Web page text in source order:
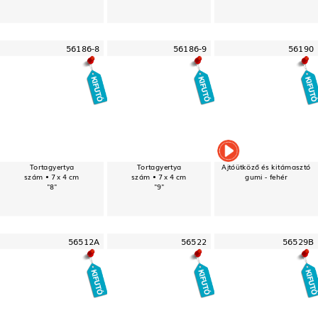
56186-8
Tortagyertya
szám • 7 x 4 cm
"8"
56186-9
Tortagyertya
szám • 7 x 4 cm
"9"
56190
Ajtóütköző és kitámasztó
gumi - fehér
56512A 56522 56529B